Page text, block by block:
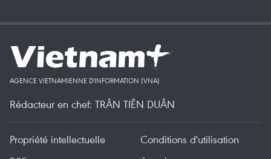
AGENCE VIETNAMIENNE D'INFORMATION (VNA)
Rédacteur en chef: TRÂN TIÊN DUÂN
Propriété intellectuelle
Conditions d'utilisation